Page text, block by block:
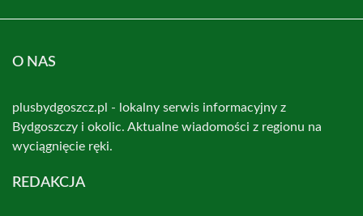
O NAS
plusbydgoszcz.pl - lokalny serwis informacyjny z
Bydgoszczy i okolic. Aktualne wiadomości z regionu na
wyciągnięcie ręki.
REDAKCJA